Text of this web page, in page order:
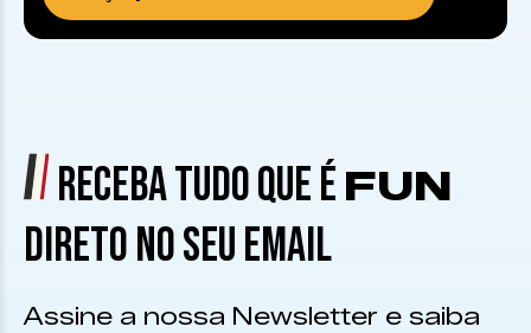
RECEBA TUDO QUE É FUN
DIRETO NO SEU EMAIL
Assine a nossa Newsletter e saiba